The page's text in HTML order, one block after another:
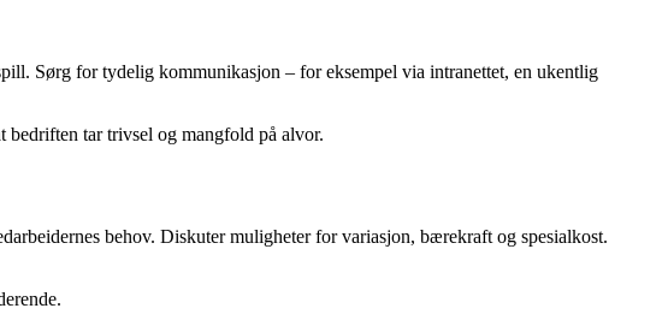
Sørg for tydelig kommunikasjon – for eksempel via intranettet, en ukentlig
bedriften tar trivsel og mangfold på alvor.
behov. Diskuter muligheter for variasjon, bærekraft og spesialkost.